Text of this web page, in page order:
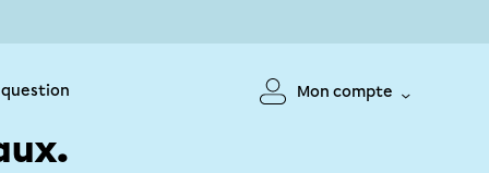
Mon compte